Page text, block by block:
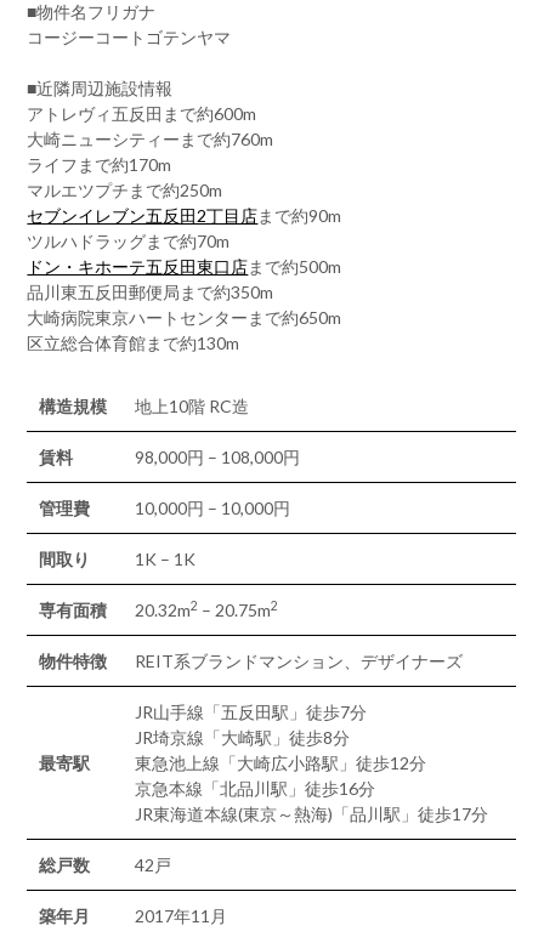
■物件名フリガナ
コージーコートゴテンヤマ
■近隣周辺施設情報
アトレヴィ五反田まで約600m
大崎ニューシティーまで約760m
ライフまで約170m
マルエツプチまで約250m
セブンイレブン五反田2丁目店まで約90m
ツルハドラッグまで約70m
ドン・キホーテ五反田東口店まで約500m
品川東五反田郵便局まで約350m
大崎病院東京ハートセンターまで約650m
区立総合体育館まで約130m
構造規模 地上10階 RC造
賃料 98,000円 – 108,000円
管理費 10,000円 – 10,000円
間取り 1K – 1K
専有面積 20.32m2 – 20.75m2
物件特徴 REIT系ブランドマンション、デザイナーズ
最寄駅
JR山手線「五反田駅」徒歩7分
JR埼京線「大崎駅」徒歩8分
東急池上線「大崎広小路駅」徒歩12分
京急本線「北品川駅」徒歩16分
JR東海道本線(東京～熱海)「品川駅」徒歩17分
総戸数 42戸
築年月 2017年11月